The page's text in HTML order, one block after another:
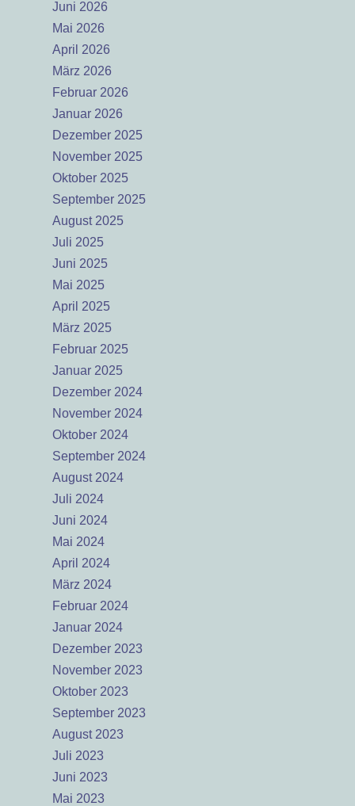
Juni 2026
Mai 2026
April 2026
März 2026
Februar 2026
Januar 2026
Dezember 2025
November 2025
Oktober 2025
September 2025
August 2025
Juli 2025
Juni 2025
Mai 2025
April 2025
März 2025
Februar 2025
Januar 2025
Dezember 2024
November 2024
Oktober 2024
September 2024
August 2024
Juli 2024
Juni 2024
Mai 2024
April 2024
März 2024
Februar 2024
Januar 2024
Dezember 2023
November 2023
Oktober 2023
September 2023
August 2023
Juli 2023
Juni 2023
Mai 2023